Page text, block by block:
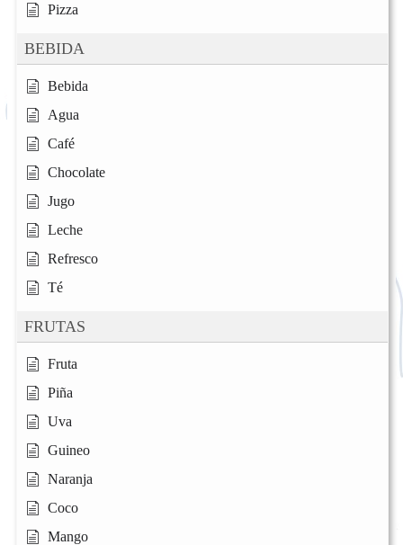
Pizza
BEBIDA
Bebida
Agua
Café
Chocolate
Jugo
Leche
Refresco
Té
FRUTAS
Fruta
Piña
Uva
Guineo
Naranja
Coco
Mango